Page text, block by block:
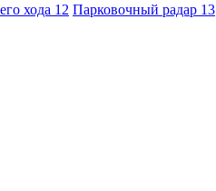
хода 12 Парковочный радар 13